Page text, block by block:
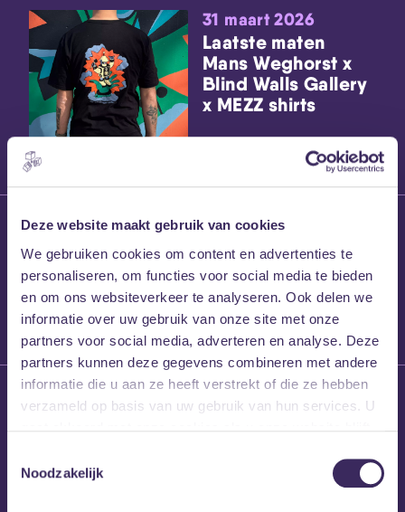
Deze website maakt gebruik van cookies
We gebruiken cookies om content en advertenties te
personaliseren, om functies voor social media te bieden
en om ons websiteverkeer te analyseren. Ook delen we
informatie over uw gebruik van onze site met onze
partners voor social media, adverteren en analyse. Deze
partners kunnen deze gegevens combineren met andere
informatie die u aan ze heeft verstrekt of die ze hebben
verzameld op basis van uw gebruik van hun services. U
Noodzakelijk
31 maart 2026
Laatste maten
Mans Weghorst x
Blind Walls Gallery
x MEZZ shirts
27 maart 2026
Willem’s Blog:
Frans Kalf
26 maart 2026
Willem’s Blog: High